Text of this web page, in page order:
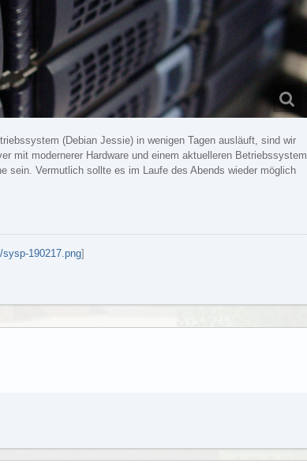
(Debian Jessie) in wenigen Tagen ausläuft, sind wir
mit modernerer Hardware und einem aktuelleren Betriebssystem
sein. Vermutlich sollte es im Laufe des Abends wieder möglich
190217.png]